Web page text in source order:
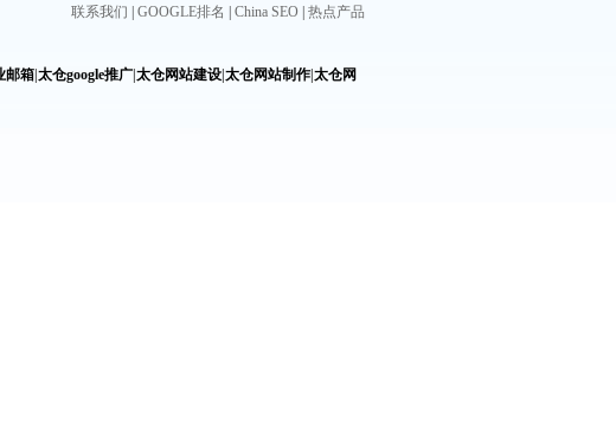
联系我们
GOOGLE排名 China SEO 热点产品
邮箱 太仓google推广 太仓网站建设 太仓网站制作 太仓网